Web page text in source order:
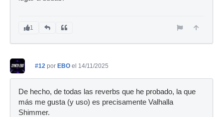
1
#12 por EBO el 14/11/2025
De hecho, de todas las reverbs que he probado, la que
más me gusta (y uso) es precisamente Valhalla
Shimmer.